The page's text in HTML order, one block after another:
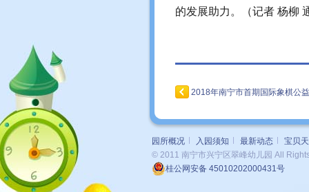
的发展助力。（记者 杨柳
2018年南宁市首期国际象棋公
园所概况 入园须知 最新动态
宝贝
© 2011 南宁市兴宁区翠峰幼儿园 All
桂公网安备 45010202000431号